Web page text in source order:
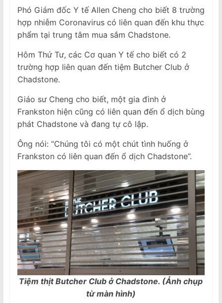
Phó Giám đốc Y tế Allen Cheng cho biết 8 trường
hợp nhiễm Coronavirus có liên quan đến khu thực
phẩm tại trung tâm mua sắm Chadstone.
Hôm Thứ Tư, các Cơ quan Y tế cho biết có 2
trường hợp liên quan đến tiệm Butcher Club ở
Chadstone.
Giáo sư Cheng cho biết, một gia đình ở
Frankston hiện cũng có liên quan đến ổ dịch bùng
phát Chadstone và đang tự cô lập.
Ông nói: “Chúng tôi có một chút tình huống ở
Frankston có liên quan đến ổ dịch Chadstone”.
Tiệm thịt Butcher Club ở Chadstone. (Ảnh chụp
từ màn hình)